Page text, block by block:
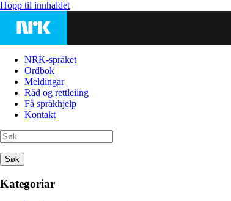
Hopp til innhaldet
NRK-språket
Ordbok
Meldingar
Råd og rettleiing
Få språkhjelp
Kontakt
Søk
Kategoriar